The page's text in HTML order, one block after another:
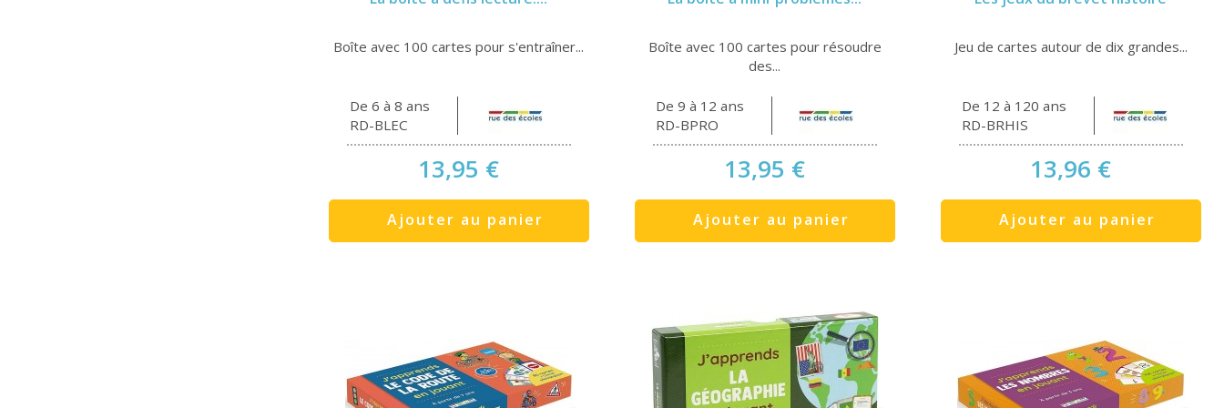
Boîte avec 100 cartes pour s'entraîner...
De 6 à 8 ans
RD-BLEC
13,95 €
Ajouter au panier
Boîte avec 100 cartes pour résoudre
des...
De 9 à 12 ans
RD-BPRO
13,95 €
Ajouter au panier
Jeu de cartes autour de dix grandes...
De 12 à 120 ans
RD-BRHIS
13,96 €
Ajouter au panier